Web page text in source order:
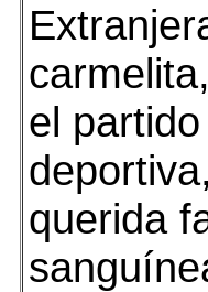
el
querida